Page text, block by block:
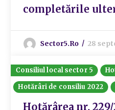
completările
Sector5.ro 28
Consiliul local sector 5
Hotărâri de consiliu 2022
Hotărârea nr. 229/